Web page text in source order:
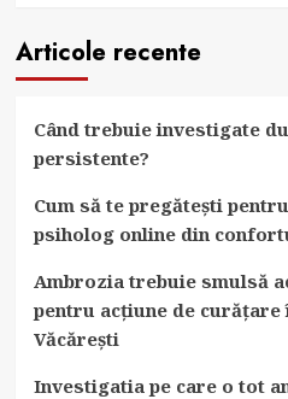
Articole recente
Când trebuie investigate
persistente?
Cum să te pregătești
psiholog online din
Ambrozia trebuie smulsă
pentru acțiune de curățare
Văcărești
Investigatia pe care o tot